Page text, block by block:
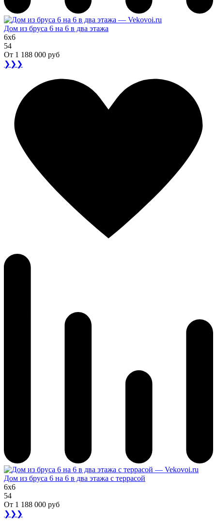
Дом из бруса 6 на 6 в два этажа
6x6
54
От 1 188 000 руб
❯❯❯
Дом из бруса 6 на 6 в два этажа с террасой
6x6
54
От 1 188 000 руб
❯❯❯